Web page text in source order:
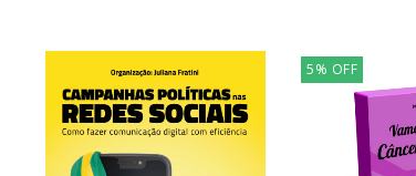
5% OFF